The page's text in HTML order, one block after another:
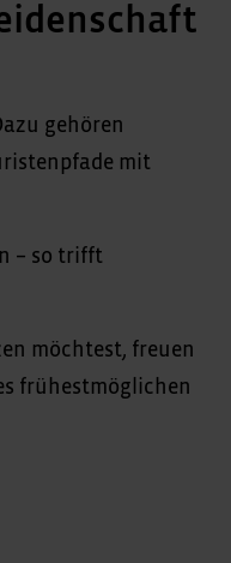
gehören
mit
– so trifft
möchtest, freuen
frühestmöglichen